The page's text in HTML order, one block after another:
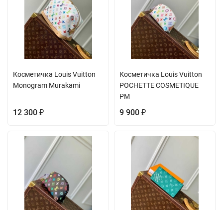
Косметичка Louis Vuitton
Monogram Murakami
12 300 ₽
Косметичка Louis Vuitton
POCHETTE COSMETIQUE
PM
9 900 ₽